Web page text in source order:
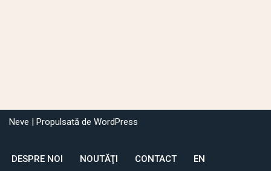
Neve | Propulsată de WordPress
DESPRE NOI NOUTĂŢI CONTACT EN